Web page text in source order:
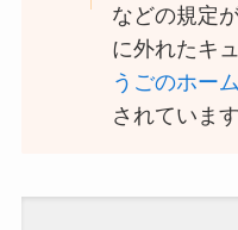
などの規定
に外れたキ
うごのホー
されています